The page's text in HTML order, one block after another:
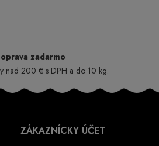
zadarmo
nad 200 € s DPH a do 10 kg.
ZÁKAZNÍCKY ÚČET